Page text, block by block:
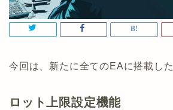
今回は、新たに全てのEAに搭載した
ロット上限設定機能